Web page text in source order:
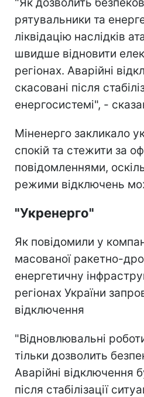
рятувальники та
ліквідацію наслідків
швидше відновити
регіонах. Аварійні
скасовані після
енергосистемі", -
Міненерго закликало
спокій та стежити за
повідомленнями,
режими відключень
"Укренерго"
Як повідомили у
масованої ракетно-
енергетичну
регіонах України
відключення
"Відновлювальні
тільки дозволить
Аварійні відключення
після стабілізації